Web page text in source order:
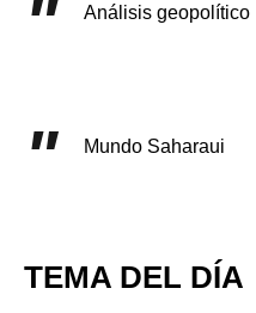
Análisis geopolítico
Mundo Saharaui
TEMA DEL DÍA